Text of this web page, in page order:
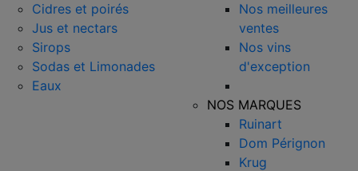
Cidres et poirés
Jus et nectars
Sirops
Sodas et Limonades
Eaux
Nos meilleures
ventes
Nos vins
d'exception
NOS MARQUES
Ruinart
Dom Pérignon
Krug